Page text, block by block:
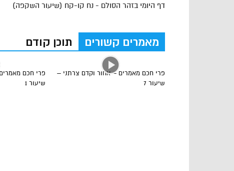
דף היומי בזהר הסולם - נח קו-קח (שיעור השקפה)
מאמרים קשורים תוכן קודם
פרי חכם
שיעור 1
פרי חכם מאמרים – אחור וקדם צרתני –
שיעור 7